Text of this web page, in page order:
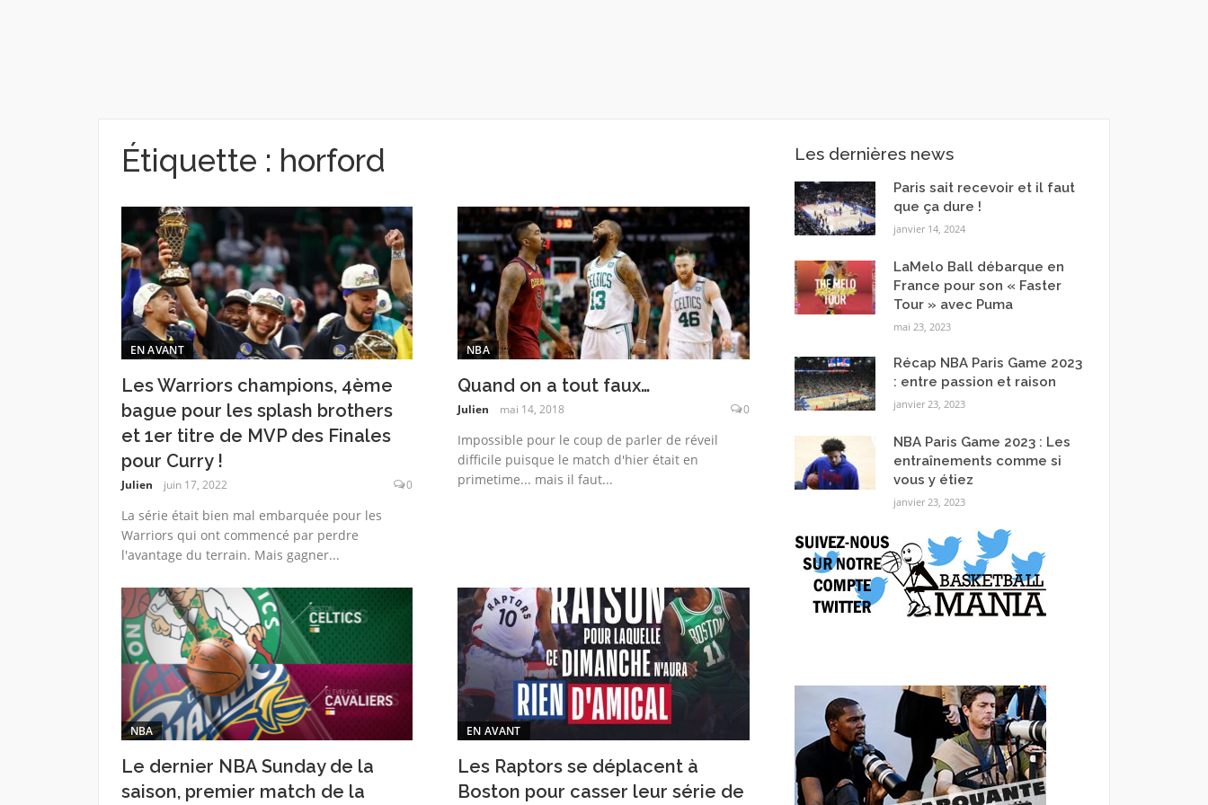
Étiquette : horford
EN AVANT
Les Warriors champions, 4ème
bague pour les splash brothers
et 1er titre de MVP des Finales
pour Curry !
Julien juin 17, 2022 0
La série était bien mal embarquée pour les
Warriors qui ont commencé par perdre
l'avantage du terrain. Mais gagner...
NBA
Quand on a tout faux…
Julien mai 14, 2018 0
Impossible pour le coup de parler de réveil
difficile puisque le match d'hier était en
primetime... mais il faut...
NBA
Le dernier NBA Sunday de la
saison, premier match de la
EN AVANT
Les Raptors se déplacent à
Boston pour casser leur série de
Les dernières news
Paris sait recevoir et il faut
que ça dure !
janvier 14, 2024
LaMelo Ball débarque en
France pour son « Faster
Tour » avec Puma
mai 23, 2023
Récap NBA Paris Game 2023
: entre passion et raison
janvier 23, 2023
NBA Paris Game 2023 : Les
entraînements comme si
vous y étiez
janvier 23, 2023